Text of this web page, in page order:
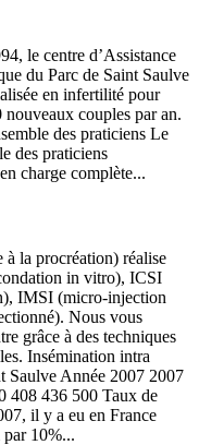
le centre d’Assistance
du Parc de Saint Saulve
en infertilité pour
couples par an.
des praticiens Le
des praticiens
charge complète...
à la procréation) réalise
in vitro), ICSI
IMSI (micro-injection
Nous vous
grâce à des techniques
Insémination intra
Saulve Année 2007 2007
408 436 500 Taux de
il y a eu en France
10%...